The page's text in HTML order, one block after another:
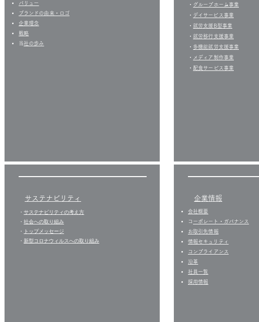
バリュー
​ブランドの由来・ロゴ
企業理念
戦略
​当社の歩み
サステナビリティ
・ サステナビリティの考え方
・ 社会への取り組み
・ トップメッセージ
​・ 新型コロナウィルスへの取り組み
・ グループホーム事業
​・ デイサービス事業
・ 就労支援B型事業
・ 就労移行支援事業
・ 多機能就労支援事業
・ メディア制作事業
・ 配食サービス事業
企業情報
会社概要
​ コーポレート・ガバナンス
お取引先情報
​情報セキュリティ
コンプライアンス
沿革
社員一覧
​採用情報